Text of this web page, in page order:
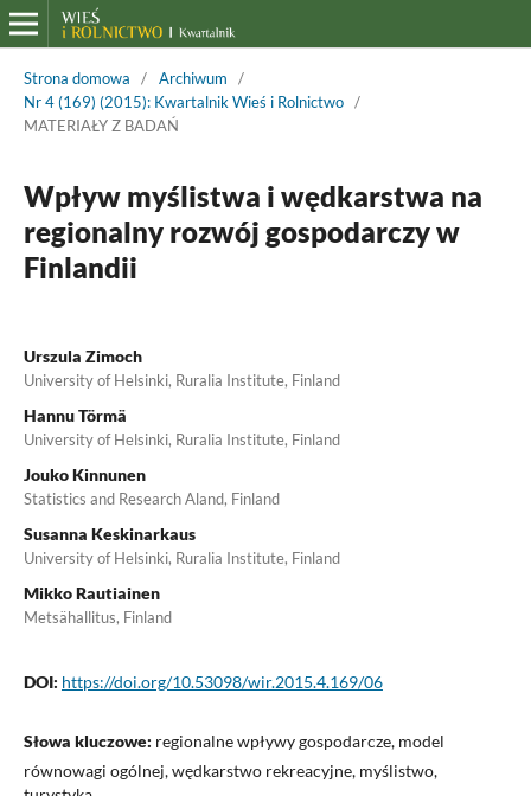
Strona domowa / Archiwum
/
Nr 4 (169) (2015): Kwartalnik Wieś i Rolnictwo /
MATERIAŁY Z BADAŃ
Wpływ myślistwa i wędkarstwa na
regionalny rozwój gospodarczy w
Finlandii
Urszula Zimoch
University of Helsinki, Ruralia Institute, Finland
Hannu Törmä
University of Helsinki, Ruralia Institute, Finland
Jouko Kinnunen
Statistics and Research Aland, Finland
Susanna Keskinarkaus
University of Helsinki, Ruralia Institute, Finland
Mikko Rautiainen
Metsähallitus, Finland
DOI: https://doi.org/10.53098/wir.2015.4.169/06
Słowa kluczowe: regionalne wpływy gospodarcze, model
równowagi ogólnej, wędkarstwo rekreacyjne, myślistwo,